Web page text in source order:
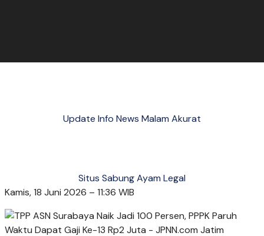
Update Info News Malam Akurat
Situs Sabung Ayam Legal
Kamis, 18 Juni 2026 – 11:36 WIB